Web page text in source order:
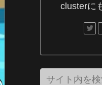
clusterに